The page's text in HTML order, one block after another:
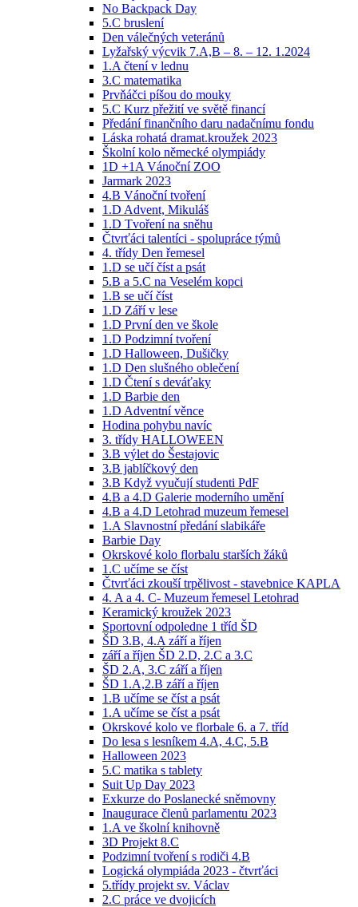
No Backpack Day
5.C bruslení
Den válečných veteránů
Lyžařský výcvik 7.A,B – 8. – 12. 1.2024
1.A čtení v lednu
3.C matematika
Prvňáčci píšou do mouky
5.C Kurz přežití ve světě financí
Předání finančního daru nadačnímu fondu
Láska rohatá dramat.kroužek 2023
Školní kolo německé olympiády
1D +1A Vánoční ZOO
Jarmark 2023
4.B Vánoční tvoření
1.D Advent, Mikuláš
1.D Tvoření na sněhu
Čtvrťáci talentíci - spolupráce týmů
4. třídy Den řemesel
1.D se učí číst a psát
5.B a 5.C na Veselém kopci
1.B se učí číst
1.D Září v lese
1.D První den ve škole
1.D Podzimní tvoření
1.D Halloween, Dušičky
1.D Den slušného oblečení
1.D Čtení s deváťaky
1.D Barbie den
1.D Adventní věnce
Hodina pohybu navíc
3. třídy HALLOWEEN
3.B výlet do Šestajovic
3.B jablíčkový den
3.B Když vyučují studenti PdF
4.B a 4.D Galerie moderního umění
4.B a 4.D Letohrad muzeum řemesel
1.A Slavnostní předání slabikáře
Barbie Day
Okrskové kolo florbalu starších žáků
1.C učíme se číst
Čtvrťáci zkouší trpělivost - stavebnice KAPLA
4. A a 4. C- Muzeum řemesel Letohrad
Keramický kroužek 2023
Sportovní odpoledne 1 tříd ŠD
ŠD 3.B, 4.A září a říjen
září a říjen ŠD 2.D, 2.C a 3.C
ŠD 2.A, 3.C září a říjen
ŠD 1.A,2.B září a říjen
1.B učíme se číst a psát
1.A učíme se číst a psát
Okrskové kolo ve florbale 6. a 7. tříd
Do lesa s lesníkem 4.A, 4.C, 5.B
Halloween 2023
5.C matika s tablety
Suit Up Day 2023
Exkurze do Poslanecké sněmovny
Inaugurace členů parlamentu 2023
1.A ve školní knihovně
3D Projekt 8.C
Podzimní tvoření s rodiči 4.B
Logická olympiáda 2023 - čtvrťáci
5.třídy projekt sv. Václav
2.C práce ve dvojicích